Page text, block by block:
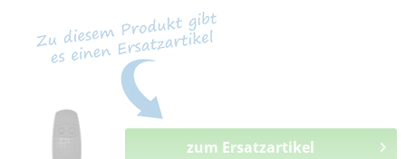
zum Ersatzartikel